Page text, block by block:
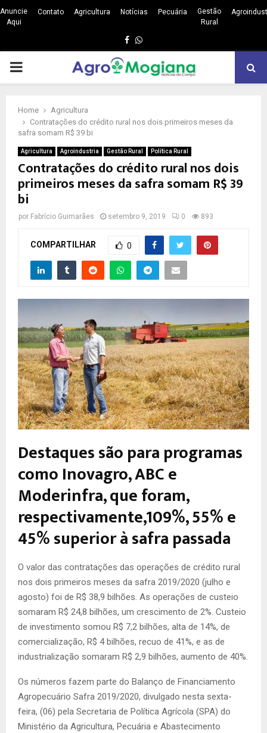
Anuncie
Aqui
Contato Agricultura Notícias Pecuária
Gestão
Rural
Facebook
Whatsapp
PRIMARY
Home
Agricultura
Contratações do crédito rural nos dois primeiros meses da
safra somam R$ 39 bi
Agricultura Agroindustria Gestão Rural Política Rural
Contratações do crédito rural nos dois
primeiros meses da safra somam R$ 39
bi
por Fabrício Guimarães setembro 9, 2019 0 893
COMPARTILHAR 0
Destaques são para programas
como Inovagro, ABC e
Moderinfra, que foram,
respectivamente,109%, 55% e
45% superior à safra passada
O valor das contratações das operações de crédito rural
nos dois primeiros meses da safra 2019/2020 (julho e
agosto) foi de R$ 38,9 bilhões. As operações de custeio
somaram R$ 24,8 bilhões, um crescimento de 2%. Custeio
de investimento somou R$ 7,2 bilhões, alta de 14%, de
comercialização, R$ 4 bilhões, recuo de 41%, e as de
industrialização somaram R$ 2,9 bilhões, aumento de 40%.
Os números fazem parte do Balanço de Financiamento
Agropecuário Safra 2019/2020, divulgado nesta sexta-
feira, (06) pela Secretaria de Política Agrícola (SPA) do
Ministério da Agricultura, Pecuária e Abastecimento